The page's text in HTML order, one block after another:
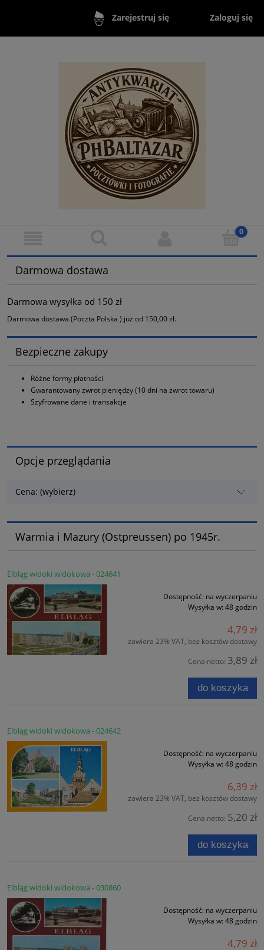
Zarejestruj się Zaloguj się
Darmowa dostawa
Darmowa wysyłka od 150 zł
Darmowa dostawa (Poczta Polska ) już od 150,00 zł.
Bezpieczne zakupy
Różne formy płatności
Gwarantowany zwrot pieniędzy (10 dni na zwrot towaru)
Szyfrowane dane i transakcje
Opcje przeglądania
Cena: (wybierz)
Warmia i Mazury (Ostpreussen) po 1945r.
Elbląg widoki widokowa - 024641
Dostępność: na wyczerpaniu
Wysyłka w: 48 godzin
4,79 zł
zawiera 23% VAT, bez kosztów dostawy
Cena netto: 3,89 zł
do koszyka
Elbląg widoki widokowa - 024642
Dostępność: na wyczerpaniu
Wysyłka w: 48 godzin
6,39 zł
zawiera 23% VAT, bez kosztów dostawy
Cena netto: 5,20 zł
do koszyka
Elbląg widoki widokowa - 030860
Dostępność: na wyczerpaniu
Wysyłka w: 48 godzin
4,79 zł